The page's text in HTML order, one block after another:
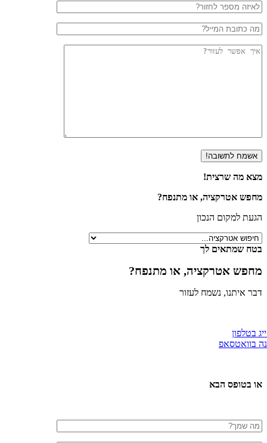
מה שרצית!
אטרקציה, או מתנפח?
למקום הנכון
שמתאים לך
אטרקציה, או מתנפח?
איתנו, נשמח לעזור
בטופס הבא